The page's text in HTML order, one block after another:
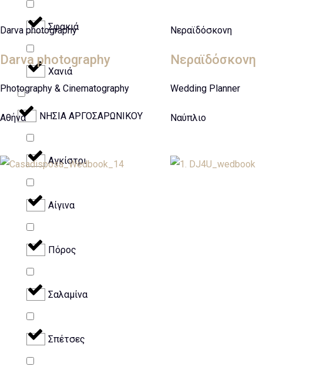
Σφακιά
Χανιά
ΝΗΣΙΑ ΑΡΓΟΣΑΡΩΝΙΚΟΥ
Αγκίστρι
Αίγινα
Πόρος
Σαλαμίνα
Σπέτσες
Darva photography
Darva photography
Photography & Cinematography
Αθήνα
Νεραϊδόσκονη
Νεραϊδόσκονη
Wedding Planner
Ναύπλιο